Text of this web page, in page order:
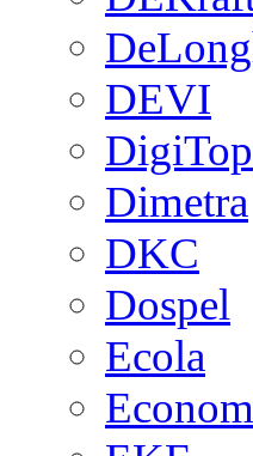
DEVI
DigiTop
Dimetra
DKC
Dospel
Ecola